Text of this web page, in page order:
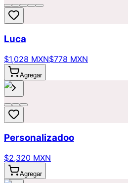
Luca
$1,028 MXN$778 MXN
Agregar
Personalizadoo
$2,320 MXN
Agregar